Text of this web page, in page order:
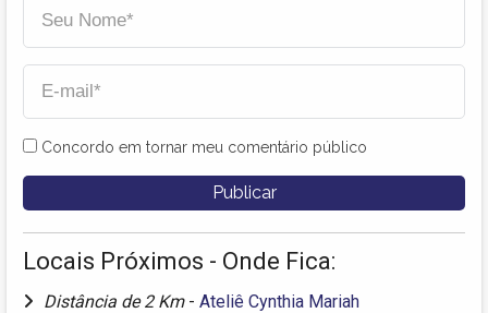
Concordo em tornar meu comentário público
Locais Próximos - Onde Fica:
Distância de 2 Km - Ateliê Cynthia Mariah